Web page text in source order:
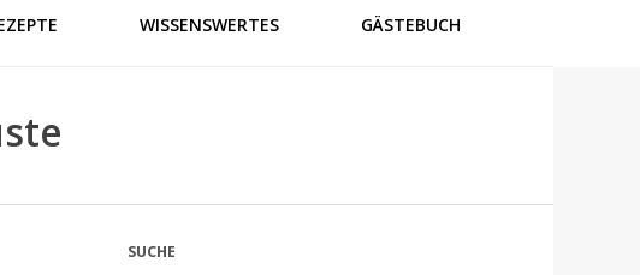
WISSENSWERTES GÄSTEBUCH
SUCHE